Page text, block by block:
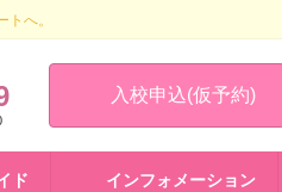
へ。
入校申込(仮予約)
ド インフォメーション